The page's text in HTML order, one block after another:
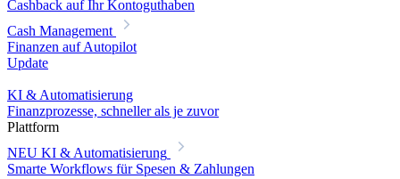
Cashback auf Ihr Kontoguthaben
Cash Management
Finanzen auf Autopilot
Update
KI & Automatisierung
Finanzprozesse, schneller als je zuvor
Plattform
NEU KI & Automatisierung
Smarte Workflows für Spesen & Zahlungen